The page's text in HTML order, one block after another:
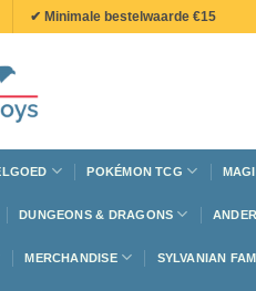
✔ Minimale bestelwaarde €15
POKÉMON TCG
DUNGEONS & DRAGONS
MERCHANDISE SYLVANIAN